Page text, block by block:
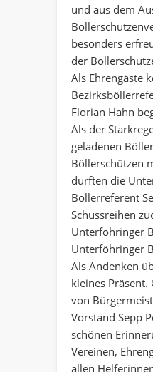
und aus dem
besonders
der
Als Ehrengäste
Florian Hahn
Als der
geladenen
Böllerschützen
durften die
Böllerreferent
Schussreihen
Unterföhringer
Unterföhringer
Als Andenken
kleines
von
Vorstand Sepp
schönen
Vereinen,
allen